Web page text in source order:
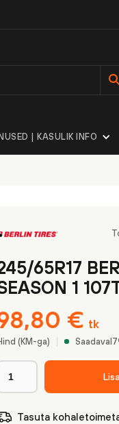
| KASULIK INFO
65R17
1
€ tk
(KM-ga) Saadaval
Tasuta